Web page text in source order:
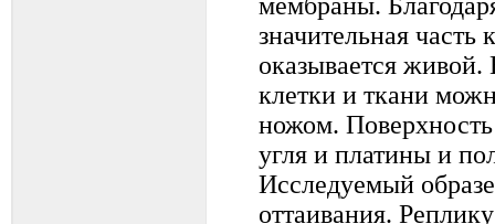
значительная часть
оказывается
клетки и ткани
ножом.
угля и платины и
Исследуемый
оттаивания.